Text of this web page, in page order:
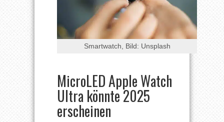
Smartwatch, Bild: Unsplash
MicroLED Apple Watch
Ultra könnte 2025
erscheinen